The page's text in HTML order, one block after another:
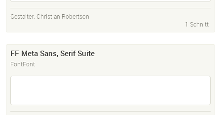
Gestalter: Christian Robertson
1 Schnitt
FF Meta Sans, Serif Suite
FontFont